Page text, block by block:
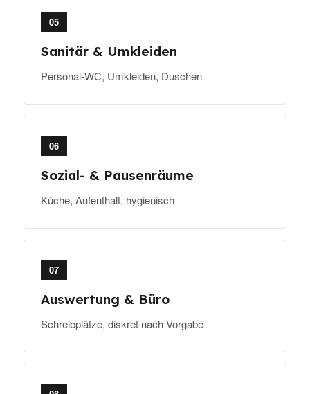
05
Sanitär & Umkleiden
Personal-WC, Umkleiden, Duschen
06
Sozial- & Pausenräume
Küche, Aufenthalt, hygienisch
07
Auswertung & Büro
Schreibplätze, diskret nach Vorgabe